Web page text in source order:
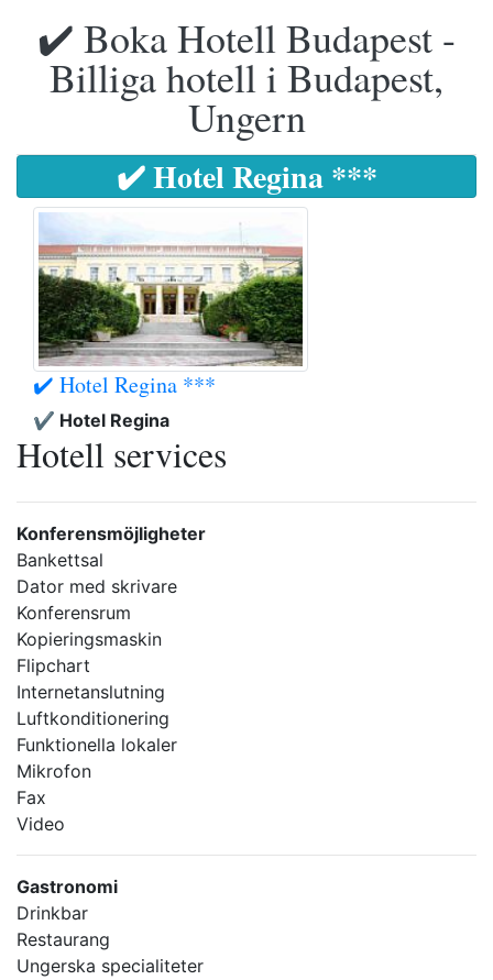
✔️ Boka Hotell Budapest -
Billiga hotell i Budapest,
Ungern
✔️ Hotel Regina ***
✔️ Hotel Regina ***
✔️ Hotel Regina
Hotell services
Konferensmöjligheter
Bankettsal
Dator med skrivare
Konferensrum
Kopieringsmaskin
Flipchart
Internetanslutning
Luftkonditionering
Funktionella lokaler
Mikrofon
Fax
Video
Gastronomi
Drinkbar
Restaurang
Ungerska specialiteter